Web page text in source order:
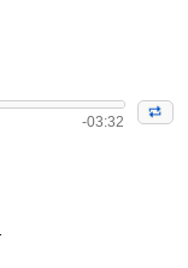
-03:32